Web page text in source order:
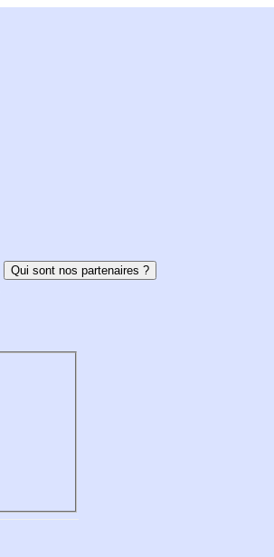
Qui sont nos partenaires ?